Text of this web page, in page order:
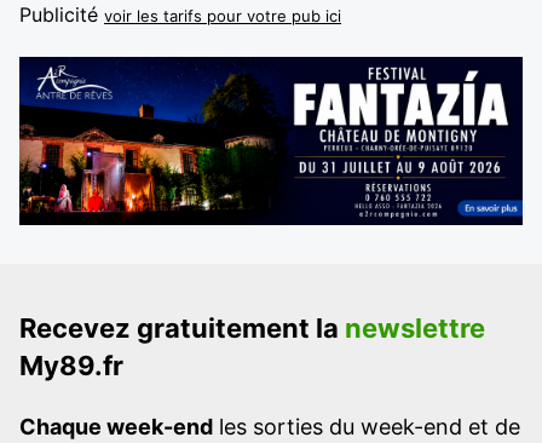
Publicité voir les tarifs pour votre pub ici
Recevez gratuitement la newslettre
My89.fr
Chaque week-end les sorties du week-end et de